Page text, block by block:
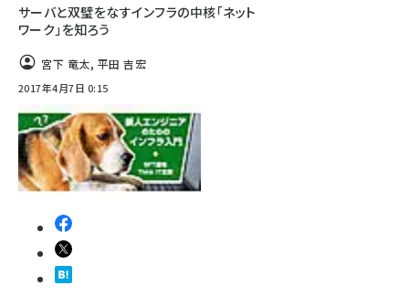
サーバと双璧をなすインフラの中核「ネット
ワーク」を知ろう
宮下 竜太, 平田 吉宏
2017年4月7日 0:15